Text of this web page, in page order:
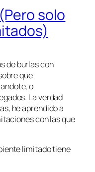
solo
de burlas con
que
o
La verdad
he aprendido a
con las que
limitado tiene